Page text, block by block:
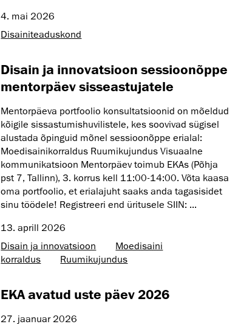
4. mai 2026
Disaini­­teaduskond
Disain ja innovatsioon sessioonõppe
mentorpäev sisseastujatele
Mentorpäeva portfoolio konsultatsioonid on mõeldud
kõigile sissastumishuvilistele, kes soovivad sügisel
alustada õpinguid mõnel sessioonõppe erialal:
Moedisainikorraldus Ruumikujundus Visuaalne
kommunikatsioon Mentorpäev toimub EKAs (Põhja
pst 7, Tallinn), 3. korrus kell 11:00-14:00. Võta kaasa
oma portfoolio, et erialajuht saaks anda tagasisidet
sinu töödele! Registreeri end üritusele SIIN: ...
13. aprill 2026
Disain ja innovatsioon
Moedisaini
korraldus
Ruumikujundus
EKA avatud uste päev 2026
27. jaanuar 2026